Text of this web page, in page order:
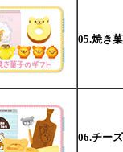
05.焼き
06.チー